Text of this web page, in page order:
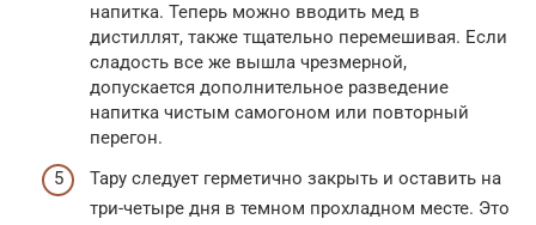
напитка. Теперь можно вводить мед в
дистиллят, также тщательно перемешивая. Если
сладость все же вышла чрезмерной,
допускается дополнительное разведение
напитка чистым самогоном или повторный
перегон.
Тару следует герметично закрыть и оставить на
три-четыре дня в темном прохладном месте. Это